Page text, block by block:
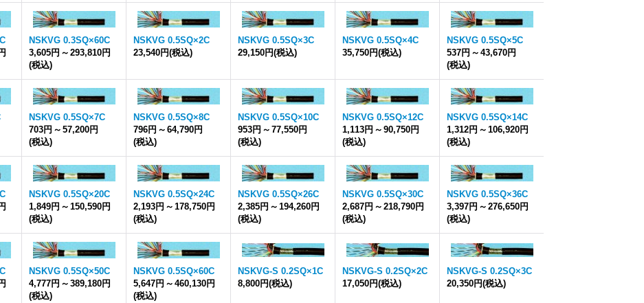
NSKVG 0.3SQ×60C
3,605円 ～ 293,810円
(税込)
NSKVG 0.5SQ×2C
23,540円(税込)
NSKVG 0.5SQ×3C
29,150円(税込)
NSKVG 0.5SQ×4C
35,750円(税込)
NSKVG 0.5SQ×5C
537円 ～ 43,670円
(税込)
NSKVG 0.5SQ×7C
703円 ～ 57,200円
(税込)
NSKVG 0.5SQ×8C
796円 ～ 64,790円
(税込)
NSKVG 0.5SQ×10C
953円 ～ 77,550円
(税込)
NSKVG 0.5SQ×12C
1,113円 ～ 90,750円
(税込)
NSKVG 0.5SQ×14C
1,312円 ～ 106,920円
(税込)
NSKVG 0.5SQ×20C
1,849円 ～ 150,590円
(税込)
NSKVG 0.5SQ×24C
2,193円 ～ 178,750円
(税込)
NSKVG 0.5SQ×26C
2,385円 ～ 194,260円
(税込)
NSKVG 0.5SQ×30C
2,687円 ～ 218,790円
(税込)
NSKVG 0.5SQ×36C
3,397円 ～ 276,650円
(税込)
NSKVG 0.5SQ×50C
4,777円 ～ 389,180円
(税込)
NSKVG 0.5SQ×60C
5,647円 ～ 460,130円
(税込)
NSKVG-S 0.2SQ×1C
8,800円(税込)
NSKVG-S 0.2SQ×2C
17,050円(税込)
NSKVG-S 0.2SQ×3C
20,350円(税込)